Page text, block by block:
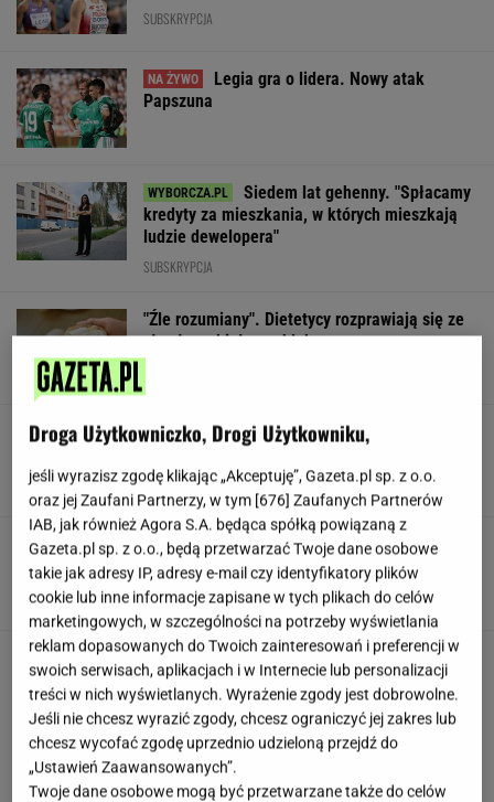
SUBSKRYPCJA
Legia gra o lidera. Nowy atak
Papszuna
Siedem lat gehenny. "Spłacamy
kredyty za mieszkania, w których mieszkają
ludzie dewelopera"
SUBSKRYPCJA
"Źle rozumiany". Dietetycy rozprawiają się ze
złą sławą białego chleba
Nowy ruch w USA. Land Back szybko zyskuje
TOMASZ KILIAN
Polskie korzenie i hollywoodzki dorobek. Mało
kto zna jej historię
Droga Użytkowniczko, Drogi Użytkowniku,
jeśli wyrazisz zgodę klikając „Akceptuję”, Gazeta.pl sp. z o.o.
oraz jej Zaufani Partnerzy, w tym [676] Zaufanych Partnerów
IAB, jak również Agora S.A. będąca spółką powiązaną z
Gazeta.pl sp. z o.o., będą przetwarzać Twoje dane osobowe
takie jak adresy IP, adresy e-mail czy identyfikatory plików
cookie lub inne informacje zapisane w tych plikach do celów
marketingowych, w szczególności na potrzeby wyświetlania
reklam dopasowanych do Twoich zainteresowań i preferencji w
swoich serwisach, aplikacjach i w Internecie lub personalizacji
treści w nich wyświetlanych. Wyrażenie zgody jest dobrowolne.
Jeśli nie chcesz wyrazić zgody, chcesz ograniczyć jej zakres lub
chcesz wycofać zgodę uprzednio udzieloną przejdź do
„Ustawień Zaawansowanych”.
Twoje dane osobowe mogą być przetwarzane także do celów